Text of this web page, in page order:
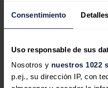
Consentimiento Detalles
Uso responsable de sus
Nosotros y nuestros 1022
p.ej., su dirección IP, con
dólares de
impulsar
en Texas